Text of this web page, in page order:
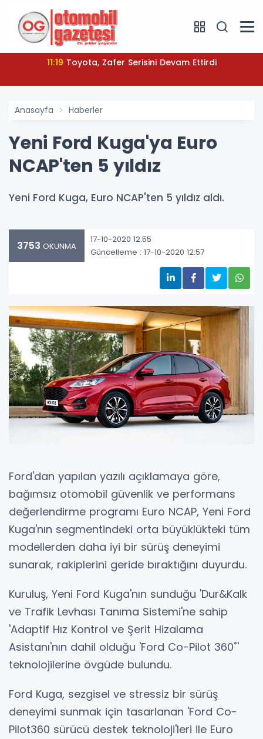
11:19 Toyota, Zafer Serisini Devam Ettirdi
Anasayfa Haberler
Yeni Ford Kuga'ya Euro
NCAP'ten 5 yıldız
Yeni Ford Kuga, Euro NCAP'ten 5 yıldız aldı.
3753 OKUNMA
17-10-2020 12:55
Güncelleme : 17-10-2020 12:57
Ford'dan yapılan yazılı açıklamaya göre,
bağımsız otomobil güvenlik ve performans
değerlendirme programı Euro NCAP, Yeni Ford
Kuga'nın segmentindeki orta büyüklükteki tüm
modellerden daha iyi bir sürüş deneyimi
sunarak, rakiplerini geride bıraktığını duyurdu.
Kuruluş, Yeni Ford Kuga'nın sunduğu 'Dur&Kalk
ve Trafik Levhası Tanıma Sistemi'ne sahip
'Adaptif Hız Kontrol ve Şerit Hizalama
Asistanı'nın dahil olduğu 'Ford Co-Pilot 360˚'
teknolojilerine övgüde bulundu.
Ford Kuga, sezgisel ve stressiz bir sürüş
deneyimi sunmak için tasarlanan 'Ford Co-
Pilot360 sürücü destek teknoloji'leri ile Euro